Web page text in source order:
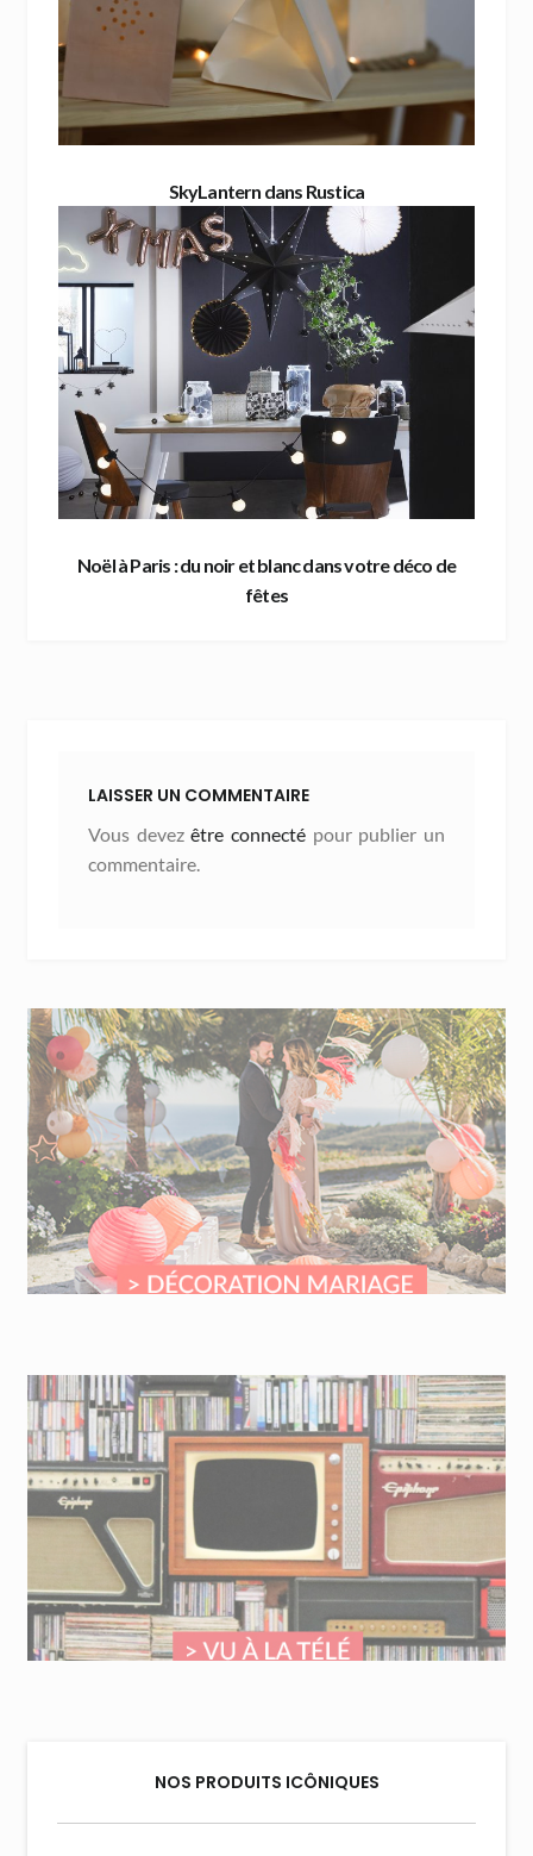
SkyLantern dans Rustica
Noël à Paris : du noir et blanc dans votre déco de
fêtes
LAISSER UN COMMENTAIRE
Vous devezêtre connecté pour publier un
commentaire.
NOS PRODUITS ICÔNIQUES